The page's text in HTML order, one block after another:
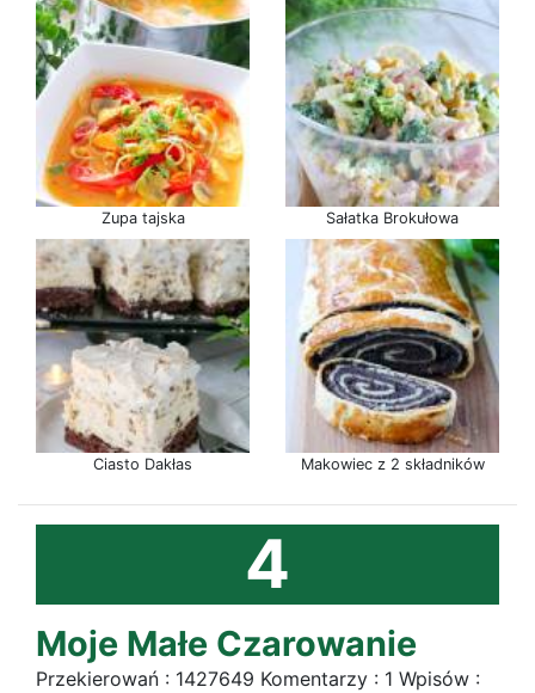
Zupa tajska Sałatka Brokułowa
Ciasto Dakłas Makowiec z 2 składników
4
Moje Małe Czarowanie
Przekierowań : 1427649 Komentarzy : 1 Wpisów :